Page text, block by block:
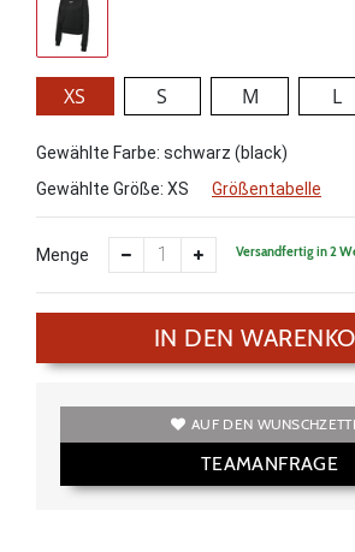
XS S M L
Gewählte Farbe: schwarz (black)
Gewählte Größe: XS Größentabelle
Menge Versandfertig in 2
IN DEN
AUF DEN
TEAMANFRAGE